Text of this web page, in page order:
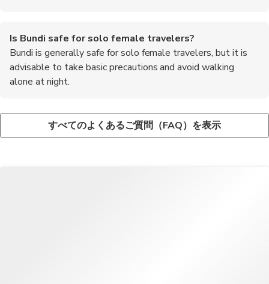
Is Bundi safe for solo female travelers?
Bundi is generally safe for solo female travelers, but it is
advisable to take basic precautions and avoid walking
alone at night.
attending?
The Bundi Utsav held in November is a vibrant festival
India?
Bundi is well-connected by road and rail. Visitors can take a
Bundi?
The local bazaars in Bundi, such as Sadar Bazaar and Chogan
すべてのよくあるご質問（FAQ）を表示